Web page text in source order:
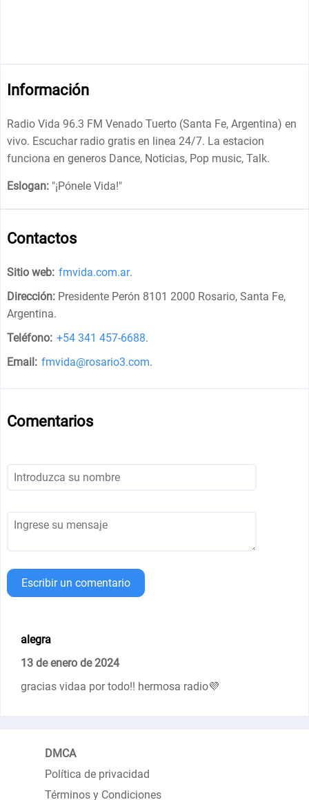
Información
Radio Vida 96.3 FM Venado Tuerto (Santa Fe, Argentina) en
vivo. Escuchar radio gratis en linea 24/7. La estacion
funciona en generos Dance, Noticias, Pop music, Talk.
Eslogan: "¡Pónele Vida!"
Contactos
Sitio web: fmvida.com.ar.
Dirección: Presidente Perón 8101 2000 Rosario, Santa Fe,
Argentina.
Teléfono: +54 341 457-6688.
Email: fmvida@rosario3.com.
Comentarios
Escribir un comentario
alegra
13 de enero de 2024
gracias vidaa por todo!! hermosa radio💜
DMCA
Política de privacidad
Términos y Condiciones